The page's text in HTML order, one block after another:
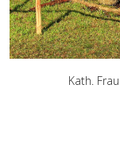
Kath.